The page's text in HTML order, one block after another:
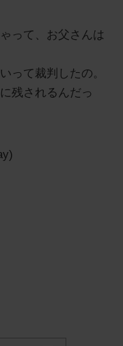
って、お父さんは
って裁判したの。
残されるんだっ